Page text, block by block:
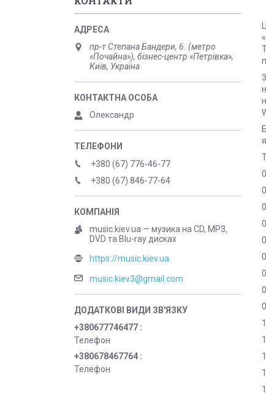
пр-т Степана Бандери, 6. (метро
«Почайна»), бізнес-центр «Петрівка»,
Київ, Україна
Олександр
+380 (67) 776-46-77
+380 (67) 846-77-64
music.kiev.ua — музика на CD, MP3,
DVD та Blu-ray дисках
https://music.kiev.ua
music.kiev3@gmail.com
+380677746477
Телефон
+380678467764
Телефон